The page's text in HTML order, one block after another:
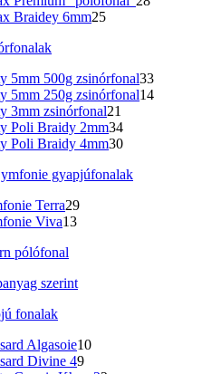
Braidey 6mm25
5mm 500g zsinórfonal33
5mm 250g zsinórfonal14
3mm zsinórfonal21
Poli Braidy 2mm34
Poli Braidy 4mm30
gyapjúfonalak
Terra29
Viva13
pólófonal
szerint
fonalak
Algasoie10
Divine 49